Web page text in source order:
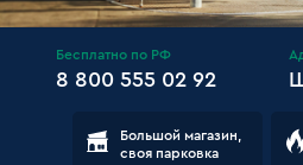
Бесплатно по РФ
8 800 555 02 92
Большой магазин,
своя парковка